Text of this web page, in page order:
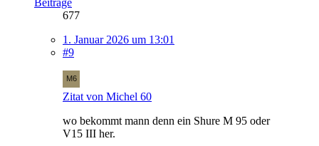
677
1. Januar 2026 um 13:01
#9
Zitat von Michel 60
wo bekommt mann denn ein Shure M 95 oder
V15 III her.